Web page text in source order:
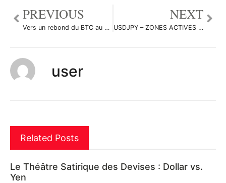
PREVIOUS
Vers un rebond du BTC au niveau des 56 K par H0fm4nN
NEXT
USDJPY – ZONES ACTIVES DAILY- 4H 1H INTRADAY, 1 Nov 21 par O2A_Capital_Trading
user
Related Posts
Le Théâtre Satirique des Devises : Dollar vs.
Yen